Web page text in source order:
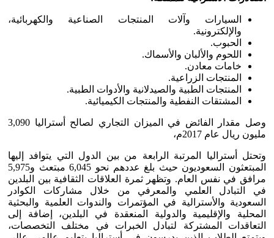
السيارات وآلات المنتجات الصناعية والكهربائية،
والإلكترونية.
الحبوب.
اللحوم والألبان والأسماك.
خامات معادن.
المنتجات الزراعية.
المنتجات الطبية والصيدلانية والأدوات الطبية.
المشتقات النفطية والمنتجات الكيميائية.
وصل مقدار الفائض في الميزان التجاري لصالح أستراليا 3,090
مليون ريال عام 2017م،
وتحتل أستراليا المرتبة الرابعة من بين الدول التي يتوافد إليها
المبتعثون السعوديون حيث بلغ عددهم نحو 6,045 مبتعث و5,975
مرافق في نفس العام. وتظهر ثمرة العلاقات الثقافية بين البلدين
في التبادل العلمي والمعرفي من خلال مشاركات الكوادر
السعودية والأسترالية في المؤتمرات والندوات العلمية والبحثية
المحلية والإقليمية والدولية المنعقدة في البلدين، إضافة إلى
التعاقدات المشتركة لتبادل الخبرات في مختلف التخصصات،